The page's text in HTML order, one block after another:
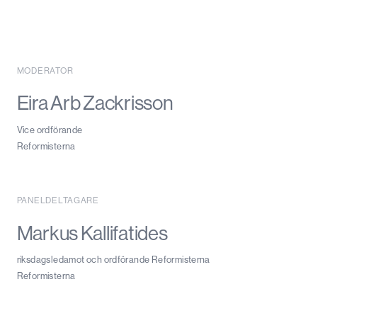
MODERATOR
Eira Arb Zackrisson
Vice ordförande
Reformisterna
PANELDELTAGARE
Markus Kallifatides
riksdagsledamot och ordförande Reformisterna
Reformisterna